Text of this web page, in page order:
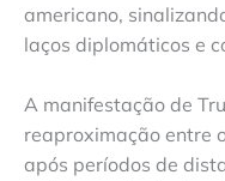
americano,
laços diplomáticos e
A manifestação de
reaproximação entre
após períodos de